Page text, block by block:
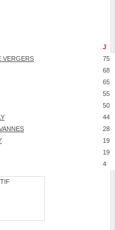
J
VERGERS
75
68
65
55
50
44
28
19
19
4